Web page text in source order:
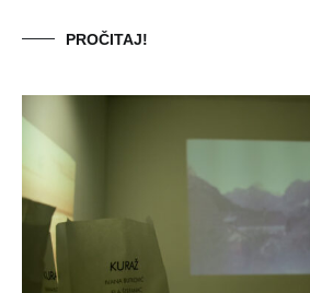
PROČITAJ!